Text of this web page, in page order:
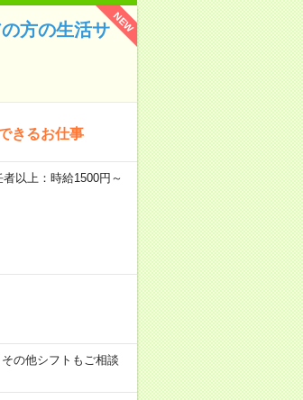
NEW
方の生活サ
きるお仕事
以上：時給1500円～
の他シフトもご相談